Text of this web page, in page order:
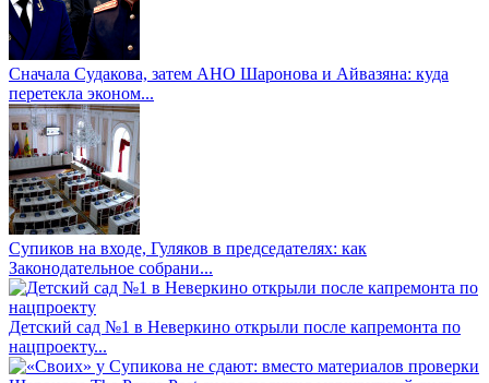
Сначала Судакова, затем АНО Шаронова и Айвазяна: куда
перетекла эконом...
Супиков на входе, Гуляков в председателях: как
Законодательное собрани...
Детский сад №1 в Неверкино открыли после капремонта по
нацпроекту...